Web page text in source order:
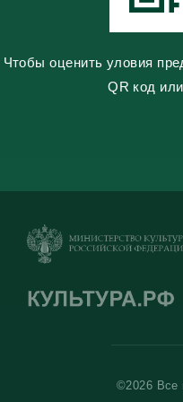
Чтобы оценить уловия
QR код
©2026 Все